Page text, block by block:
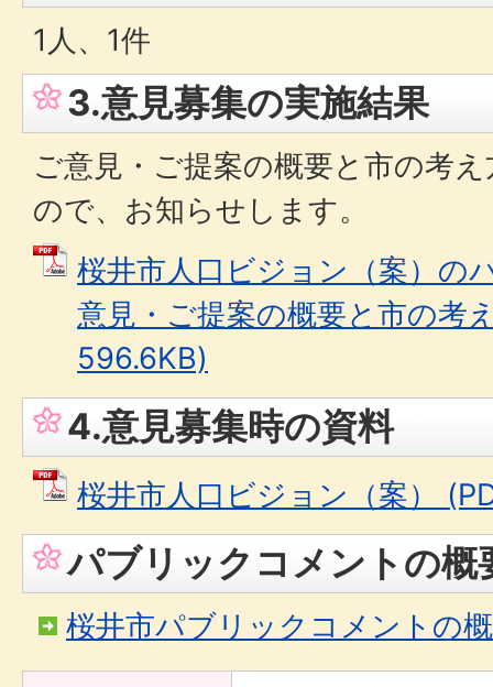
1人、1件
3.意見募集の実施結果
ご意見・ご提案の概要と市の考
ので、お知らせします。
桜井市人口ビジョン（案）の
意見・ご提案の概要と市の考
596.6KB)
4.意見募集時の資料
桜井市人口ビジョン（案）
パブリックコメントの概
桜井市パブリックコメントの